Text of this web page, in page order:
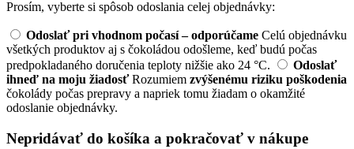
Prosím, vyberte si spôsob odoslania celej objednávky:
Odoslať pri vhodnom počasí – odporúčame Celú objednávku
všetkých produktov aj s čokoládou odošleme, keď budú počas
predpokladaného doručenia teploty nižšie ako 24 °C.
Odoslať
ihneď na moju žiadosť Rozumiem zvýšenému riziku poškodenia
čokolády počas prepravy a napriek tomu žiadam o okamžité
odoslanie objednávky.
Nepridávať do košíka a pokračovať v nákupe